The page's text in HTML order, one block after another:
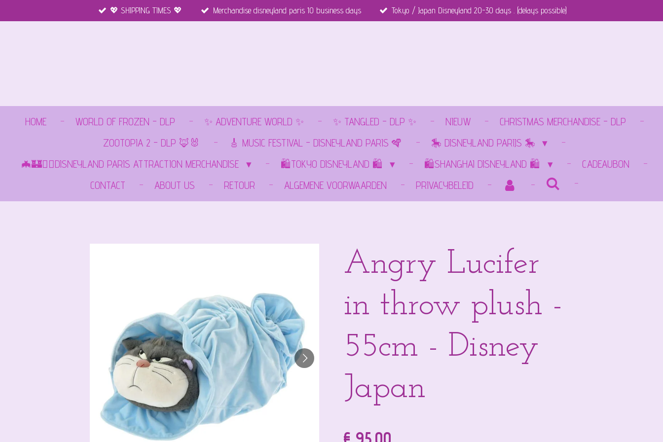
direct
💖 SHIPPING TIMES 💖 Merchandise disneyland paris 10 business days Tokyo / Japan Disneyland 20-30 days . (delays possible)
HOME WORLD OF FROZEN - DLP ✨ ADVENTURE WORLD ✨ ✨ TANGLED - DLP ✨ NIEUW
CHRISTMAS MERCHANDISE - DLP
ZOOTOPIA 2 - DLP 🦊🐰
🎸 MUSIC FESTIVAL - DISNEYLAND PARIS 🪇
🎠 DISNEYLAND PARIJS 🎠
🦇🏰🏴‍☠️DISNEYLAND PARIS ATTRACTION MERCHANDISE
🛍️TOKYO DISNEYLAND 🛍️ 🛍️SHANGHAI DISNEYLAND 🛍️
CADEAUBON
CONTACT
ABOUT US RETOUR ALGEMENE VOORWAARDEN PRIVACYBELEID
Angry Lucifer
in throw plush -
55cm - Disney
Japan